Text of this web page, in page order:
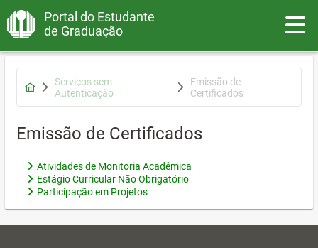
Portal do Estudante
de Graduação
Serviços sem
Autenticação
Emissão de
Certificados
Emissão de Certificados
Atividades de Monitoria Acadêmica
Estágio Curricular Não Obrigatório
Participação em Projetos